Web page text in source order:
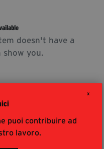
X
puoi contribuire ad
lavoro.
doesn't have a
show you.
al festival ai